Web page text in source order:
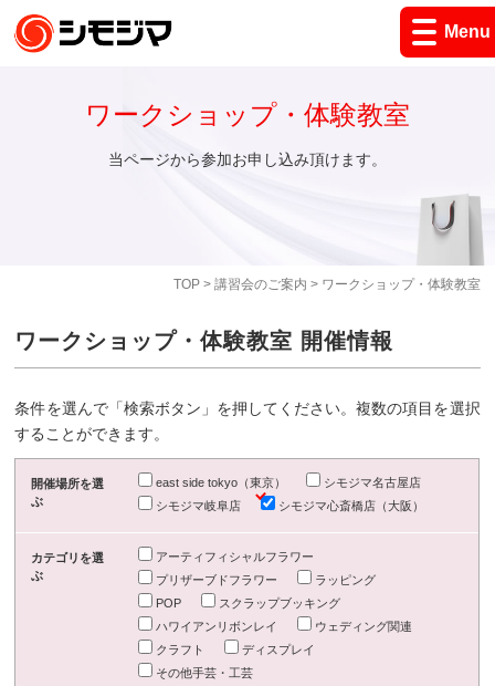
Menu
TOP> 講習会のご案内 > ワークショップ・体験教室
ワークショップ・体験教室
当ページから参加お申し込み頂けます。
ワークショップ・体験教室 開催情報
条件を選んで「検索ボタン」を押してください。複数の項目を選択
することができます。
開催場所を選
ぶ
east side tokyo（東京）
シモジマ名古屋店
シモジマ岐阜店
シモジマ心斎橋店（大阪）
カテゴリを選
ぶ
アーティフィシャルフラワー
プリザーブドフラワー
ラッピング
POP
スクラップブッキング
ハワイアンリボンレイ
ウェディング関連
クラフト
ディスプレイ
その他手芸・工芸